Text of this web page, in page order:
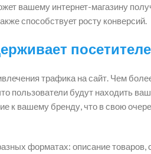
вашему интернет-магазину
способствует росту конверсий.
трафика на сайт. Чем
пользователи будут находить
к вашему бренду, что в свою
форматах: описание товаров,